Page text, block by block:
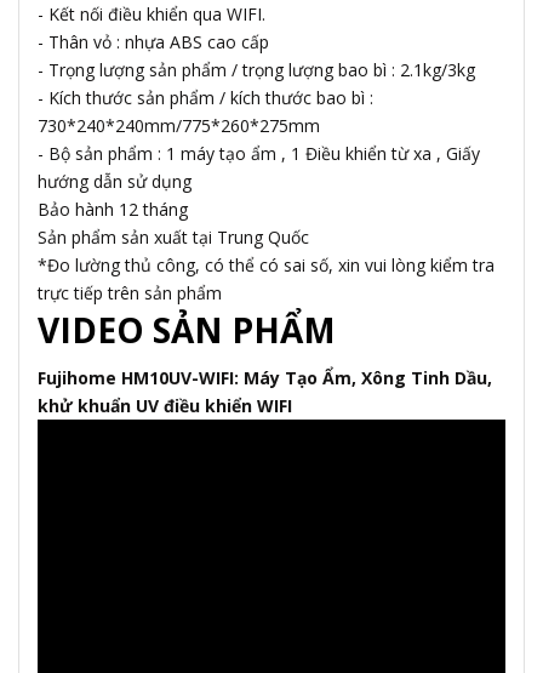
- Kết nối điều khiển qua WIFI.
- Thân vỏ : nhựa ABS cao cấp
- Trọng lượng sản phẩm / trọng lượng bao bì : 2.1kg/3kg
- Kích thước sản phẩm / kích thước bao bì :
730*240*240mm/775*260*275mm
- Bộ sản phẩm : 1 máy tạo ẩm , 1 Điều khiển từ xa , Giấy
hướng dẫn sử dụng
Bảo hành 12 tháng
Sản phẩm sản xuất tại Trung Quốc
*Đo lường thủ công, có thể có sai số, xin vui lòng kiểm tra
trực tiếp trên sản phẩm
VIDEO SẢN PHẨM
Fujihome HM10UV-WIFI: Máy Tạo Ẩm, Xông Tinh Dầu,
khử khuẩn UV điều khiển WIFI